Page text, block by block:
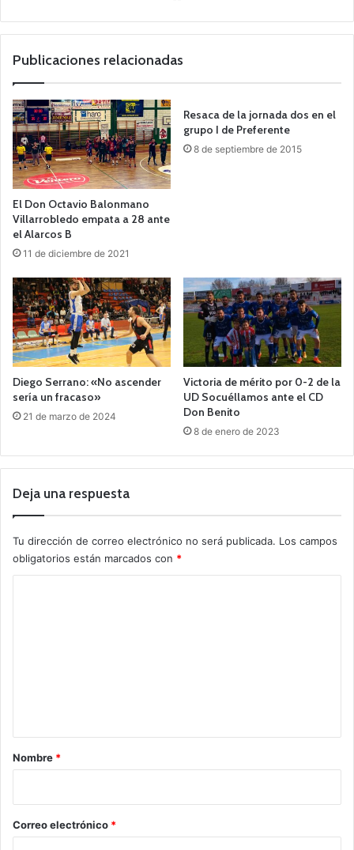
we
Publicaciones relacionadas
El Don Octavio Balonmano
Villarrobledo empata a 28 ante
el Alarcos B
11 de diciembre de 2021
Resaca de la jornada dos en el
grupo I de Preferente
8 de septiembre de 2015
Diego Serrano: «No ascender
sería un fracaso»
21 de marzo de 2024
Victoria de mérito por 0-2 de la
UD Socuéllamos ante el CD
Don Benito
8 de enero de 2023
Deja una respuesta
Tu dirección de correo electrónico no será publicada. Los campos
obligatorios están marcados con *
r
*
Nombre *
Correo electrónico *